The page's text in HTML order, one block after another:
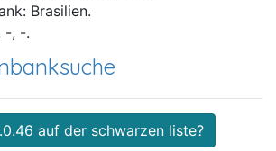
Brasilien.
-, -.
auf der schwarzen liste?